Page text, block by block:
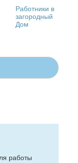
Работники в
загородный
Дом
ра­бо­ты